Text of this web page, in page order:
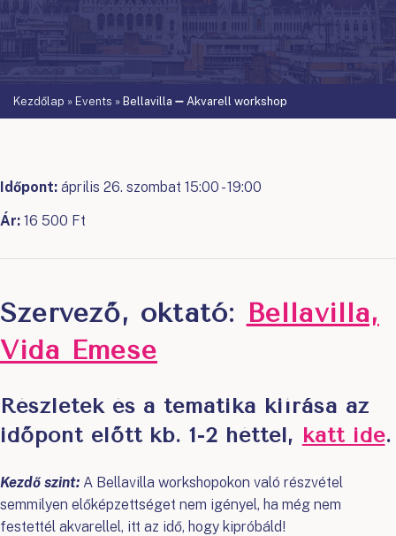
Kezdőlap » Events » Bellavilla ➖ Akvarell workshop
Időpont: április 26. szombat 15:00 - 19:00
Ár: 16 500 Ft
Szervező, oktató: Bellavilla,
Vida Emese
Részletek és a tematika kiírása az
időpont előtt kb. 1-2 héttel, katt ide.
Kezdő szint: A Bellavilla workshopokon való részvétel
semmilyen előképzettséget nem igényel, ha még nem
festettél akvarellel, itt az idő, hogy kipróbáld!